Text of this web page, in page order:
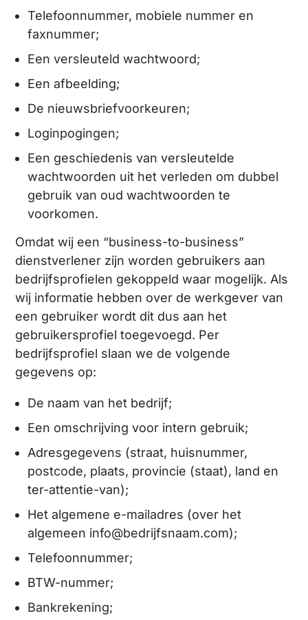
Telefoonnummer, mobiele nummer en
faxnummer;
Een versleuteld wachtwoord;
Een afbeelding;
De nieuwsbriefvoorkeuren;
Loginpogingen;
Een geschiedenis van versleutelde
wachtwoorden uit het verleden om dubbel
gebruik van oud wachtwoorden te
voorkomen.
Omdat wij een “business-to-business”
dienstverlener zijn worden gebruikers aan
bedrijfsprofielen gekoppeld waar mogelijk. Als
wij informatie hebben over de werkgever van
een gebruiker wordt dit dus aan het
gebruikersprofiel toegevoegd. Per
bedrijfsprofiel slaan we de volgende
gegevens op:
De naam van het bedrijf;
Een omschrijving voor intern gebruik;
Adresgegevens (straat, huisnummer,
postcode, plaats, provincie (staat), land en
ter-attentie-van);
Het algemene e-mailadres (over het
algemeen info@bedrijfsnaam.com);
Telefoonnummer;
BTW-nummer;
Bankrekening;